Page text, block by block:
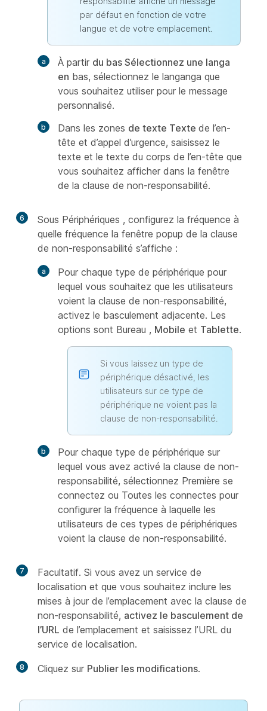
par défaut en fonction de votre
langue et de votre emplacement.
À partir du bas Sélectionnez une langa
en bas, sélectionnez le langanga que
vous souhaitez utiliser pour le message
personnalisé.
Dans les zones de texte Texte de l’en-
tête et d’appel d’urgence, saisissez le
texte et le texte du corps de l’en-tête que
vous souhaitez afficher dans la fenêtre
de la clause de non-responsabilité.
6 Sous Périphériques , configurez la fréquence à
quelle fréquence la fenêtre popup de la clause
de non-responsabilité s’affiche :
Pour chaque type de périphérique pour
lequel vous souhaitez que les utilisateurs
voient la clause de non-responsabilité,
activez le basculement adjacente. Les
options sont Bureau , Mobile et Tablette.
Si vous laissez un type de
périphérique désactivé, les
utilisateurs sur ce type de
périphérique ne voient pas la
clause de non-responsabilité.
Pour chaque type de périphérique sur
lequel vous avez activé la clause de non-
responsabilité, sélectionnez Première se
connectez ou Toutes les connectes pour
configurer la fréquence à laquelle les
utilisateurs de ces types de périphériques
voient la clause de non-responsabilité.
7
Facultatif. Si vous avez un service de
localisation et que vous souhaitez inclure les
mises à jour de l’emplacement avec la clause de
non-responsabilité, activez le basculement de
l’URL de l’emplacement et saisissez l’URL du
service de localisation.
8 Cliquez sur Publier les modifications.